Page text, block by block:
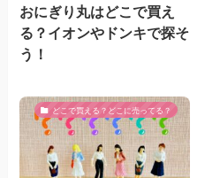
おにぎり丸はどこで買え
る？イオンやドンキで探そ
う！
どこで買える？どこに売ってる？